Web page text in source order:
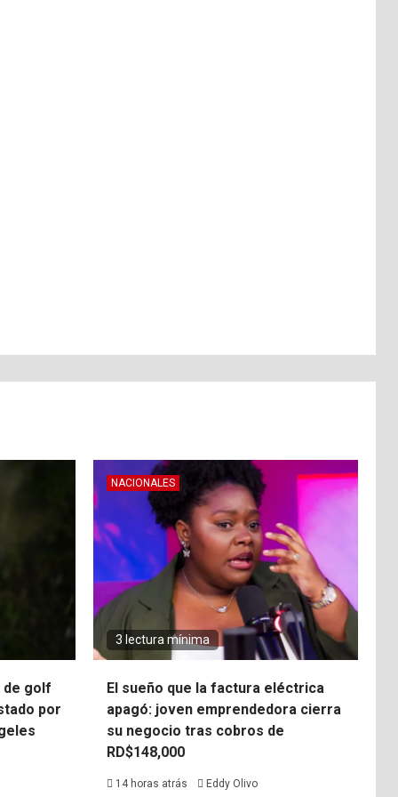
de golf
por
NACIONALES
3 lectura mínima
El sueño que la factura eléctrica
apagó: joven emprendedora cierra
su negocio tras cobros de
RD$148,000
14 horas atrás Eddy Olivo